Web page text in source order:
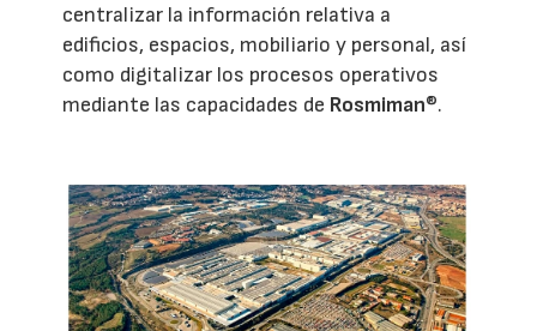
centralizar la información relativa a
edificios, espacios, mobiliario y personal, así
como digitalizar los procesos operativos
mediante las capacidades de Rosmiman®.